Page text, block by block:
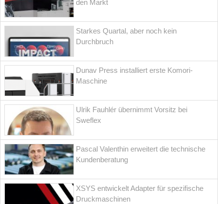
den Markt
Starkes Quartal, aber noch kein
Durchbruch
Dunav Press installiert erste Komori-
Maschine
Ulrik Fauhlér übernimmt Vorsitz bei
Sweflex
Pascal Valenthin erweitert die technische
Kundenberatung
XSYS entwickelt Adapter für spezifische
Druckmaschinen